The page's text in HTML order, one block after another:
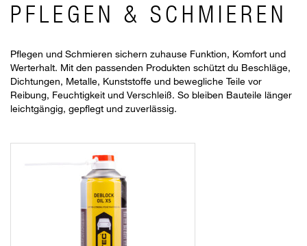
PFLEGEN & SCHMIEREN
Pflegen und Schmieren sichern zuhause Funktion, Komfort und
Werterhalt. Mit den passenden Produkten schützt du Beschläge,
Dichtungen, Metalle, Kunststoffe und bewegliche Teile vor
Reibung, Feuchtigkeit und Verschleiß. So bleiben Bauteile länger
leichtgängig, gepflegt und zuverlässig.